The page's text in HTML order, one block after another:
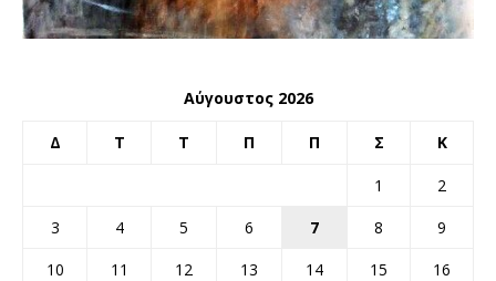
Αύγουστος 2026
Δ Τ Τ Π Π Σ Κ
1
2
3
4 5 6 7 8
9
10
11 12 13 14 15
16